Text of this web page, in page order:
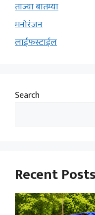
ताज्या बातम्या
मनोरंजन
लाईफस्टाईल
Search
Recent Posts